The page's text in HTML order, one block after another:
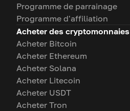
Programme de parrainage
Programme d'affiliation
Acheter des cryptomonnaies
Acheter Bitcoin
Acheter Ethereum
Acheter Solana
Acheter Litecoin
Acheter USDT
Acheter Tron